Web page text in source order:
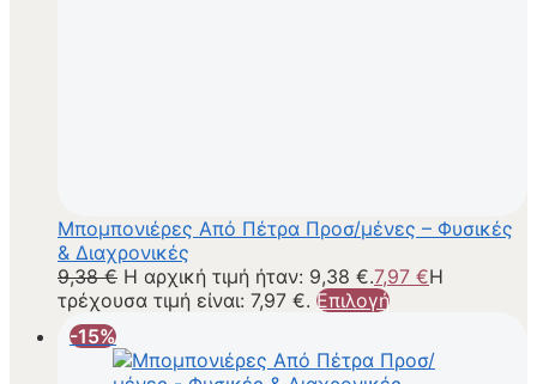
Μπομπονιέρες Από Πέτρα Προσ/μένες – Φυσικές
& Διαχρονικές
9,38€ Η αρχική τιμή ήταν: 9,38 €.7,97 €Η
τρέχουσα τιμή είναι: 7,97 €. Επιλογή
-15%